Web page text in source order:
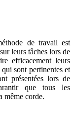
de travail est
leurs tâches lors de
efficacement leurs
sont pertinentes et
présentées lors de
que tous les
même corde.